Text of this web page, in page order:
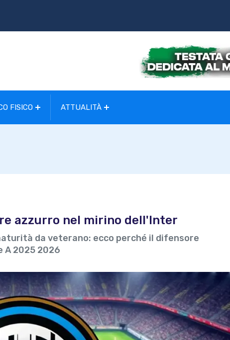
FISICO ATTUALITÀ
azzurro nel mirino dell'Inter
da veterano: ecco perché il difensore
A 2025 2026